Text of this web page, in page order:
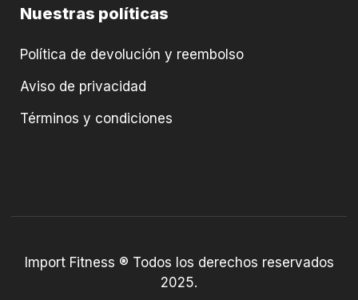
Nuestras políticas
Política de devolución y reembolso
Aviso de privacidad
Términos y condiciones
Import Fitness ® Todos los derechos reservados
2025.